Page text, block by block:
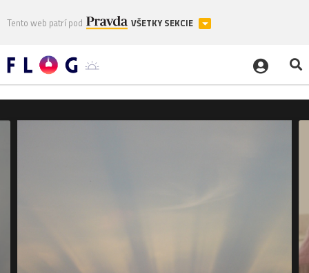
Tento web patrí pod VŠETKY SEKCIE